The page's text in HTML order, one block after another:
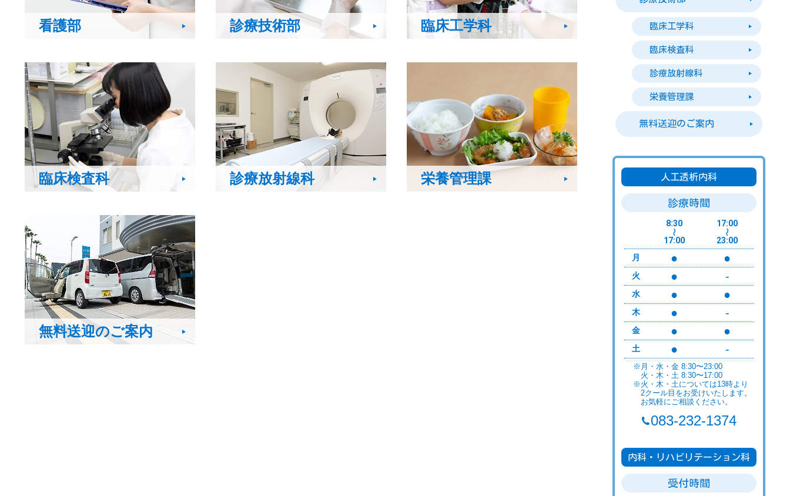
看護部 診療技術部 臨床工学科
臨床検査科 診療放射線科 栄養管理課
無料送迎のご案内
臨床工学科
臨床検査科
診療放射線科
栄養管理課
無料送迎のご案内
人工透析内科
診療時間
8:30
〜
17:00
17:00
〜
23:00
月
● ●
火 ● -
水 ● ●
木 ● -
金 ● ●
土 ● -
※月・水・金 8:30〜23:00
火・木・土 8:30〜17:00
※火・木・土については13時より
2クール目をお受けいたします。
お気軽にご相談ください。
083-232-1374
内科・リハビリテーション科
受付時間